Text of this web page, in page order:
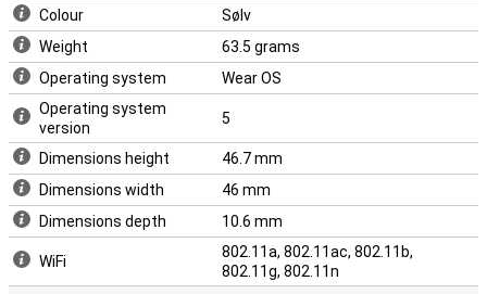
Colour
Sølv
Weight
63.5 grams
Operating system
Wear OS
Operating system
version
5
Dimensions height
46.7 mm
Dimensions width
46 mm
Dimensions depth
10.6 mm
WiFi
802.11a, 802.11ac, 802.11b,
802.11g, 802.11n